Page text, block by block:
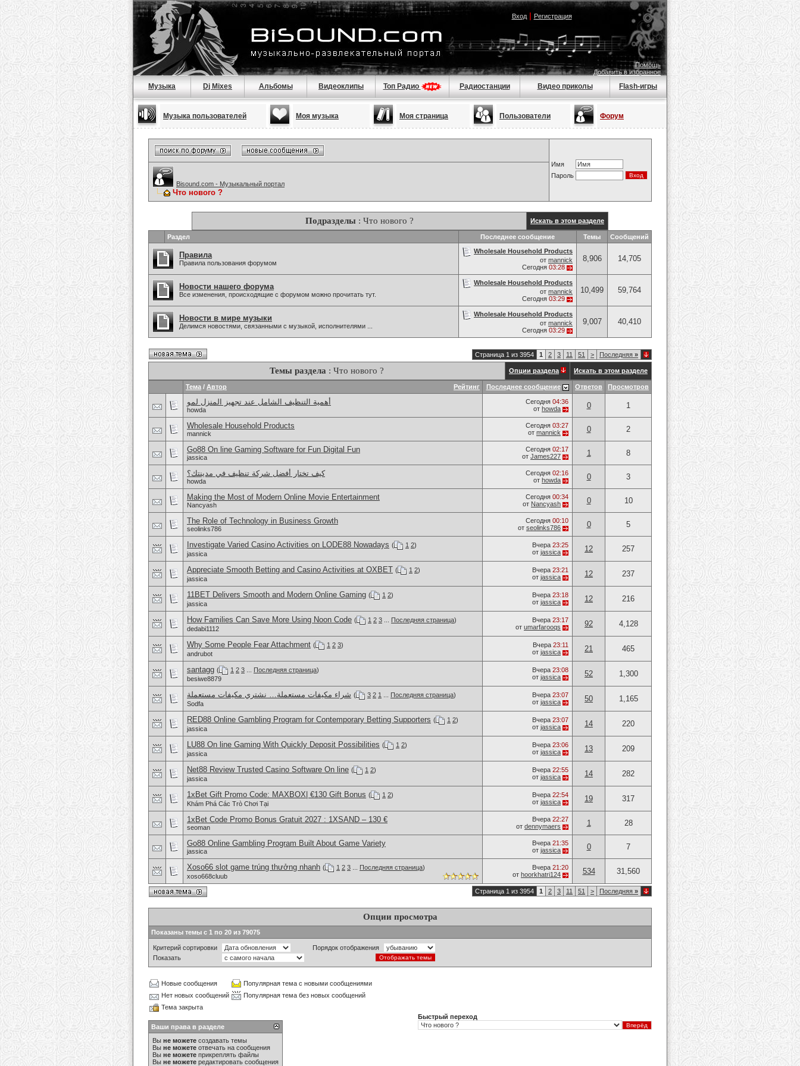
Вход| Регистрация
Помощь
Добавить в избранное
Музыка Dj Mixes Альбомы Видеоклипы Топ Радио Радиостанции Видео приколы Flash-игры
Музыка пользователей Моя музыка Моя страница Пользователи Форум
Имя
Пароль
Bisound.com - Музыкальный портал
Что нового ?
Подразделы: Что нового ? Искать в этом разделе
Раздел Последнее сообщение Темы Сообщений
Правила
Правила пользования форумом
Wholesale Household Products
от mannick
Сегодня 03:28
8,906 14,705
Новости нашего форума
Все изменения, происходящие с форумом можно прочитать тут.
Wholesale Household Products
от mannick
Сегодня 03:29
10,499 59,764
Новости в мире музыки
Делимся новостями, связанными с музыкой, исполнителями ...
Wholesale Household Products
от mannick
Сегодня 03:29
9,007 40,410
Страница 1 из 3954 1 2 3 11 51 > Последняя »
Темы раздела : Что нового ? Опции раздела Искать в этом разделе
Рейтинг
Тема / Автор Последнее сообщение Ответов Просмотров
أهمية التنظيف الشامل عند تجهيز المنزل لمو
howda
Сегодня 04:36
от howda 0 1
Wholesale Household Products
mannick
Сегодня 03:27
от mannick 0 2
Go88 On line Gaming Software for Fun Digital Fun
jassica
Сегодня 02:17
от James227 1 8
كيف تختار أفضل شركة تنظيف في مدينتك؟
howda
Сегодня 02:16
от howda 0 3
Making the Most of Modern Online Movie Entertainment
Nancyash
Сегодня 00:34
от Nancyash 0 10
The Role of Technology in Business Growth
seolinks786
Сегодня 00:10
от seolinks786 0 5
Investigate Varied Casino Activities on LODE88 Nowadays ( 1 2)
jassica
Вчера 23:25
от jassica 12 257
Appreciate Smooth Betting and Casino Activities at OXBET ( 1 2)
jassica
Вчера 23:21
от jassica 12 237
11BET Delivers Smooth and Modern Online Gaming ( 1 2)
jassica
Вчера 23:18
от jassica 12 216
How Families Can Save More Using Noon Code ( 1 2 3 Последняя страница)
dedabi1112
Вчера 23:17
от umarfarooqs 92 4,128
Why Some People Fear Attachment ( 1 2 3)
andrubot
Вчера 23:11
от jassica 21 465
santagg ( 1 2 3 Последняя страница)
besiwe8879
Вчера 23:08
от jassica 52 1,300
شراء مكيفات مستعملة… نشتري مكيفات مستعملة ( 1
2
3 Последняя страница)
Sodfa
Вчера 23:07
от jassica 50 1,165
RED88 Online Gambling Program for Contemporary Betting Supporters ( 1 2)
jassica
Вчера 23:07
от jassica 14 220
LU88 On line Gaming With Quickly Deposit Possibilities ( 1 2)
jassica
Вчера 23:06
от jassica 13 209
Net88 Review Trusted Casino Software On line ( 1 2)
jassica
Вчера 22:55
от jassica 14 282
1xBet Gift Promo Code: MAXBOX| €130 Gift Bonus ( 1 2)
Khám Phá Các Trò Chơi Tại
Вчера 22:54
от jassica 19 317
1xBet Code Promo Bonus Gratuit 2027 : 1XSAND – 130 €
seoman
Вчера 22:27
от dennymaers 1 28
Go88 Online Gambling Program Built About Game Variety
jassica
Вчера 21:35
от jassica 0 7
Xoso66 slot game trúng thưởng nhanh ( 1 2 3 Последняя страница)
xoso668cluub
Вчера 21:20
от hoorkhatri124 534 31,560
Страница 1 из 3954 1 2 3 11 51 > Последняя »
Опции просмотра
Показаны темы с 1 по 20 из 79075
Критерий сортировки
Порядок отображения
Показать
Новые сообщения
Популярная тема с новыми сообщениями
Нет новых сообщений
Популярная тема без новых сообщений
Тема закрыта
Ваши права в разделе
Вы не можете создавать темы
Вы не можете отвечать на сообщения
Вы не можете прикреплять файлы
Вы не можете редактировать сообщения
Быстрый переход